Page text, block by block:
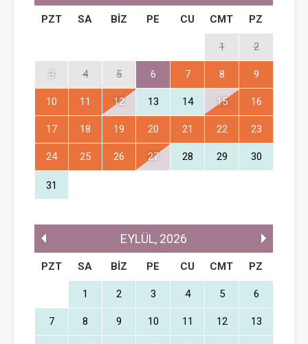
PZT SA BIZ PE CU CMT PZ
1 2
3 4 5 6 7 8 9
10 11 12 13 14 15 16
17 18 19 20 21 22 23
24 25 26 27 28 29 30
31
EYLÜL, 2026
PZT SA BIZ PE CU CMT PZ
1 2 3 4 5 6
7 8 9 10 11 12 13